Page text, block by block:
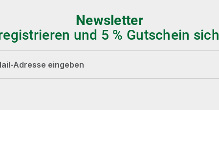
Newsletter
und 5 % Gutschein